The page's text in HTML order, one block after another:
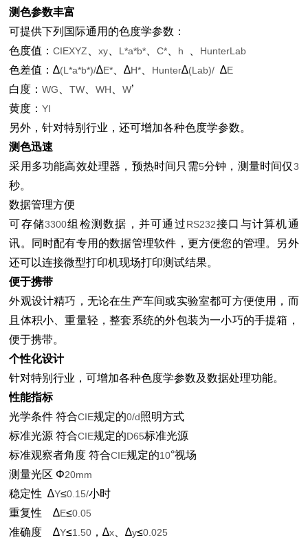
测色参数丰富
可提供下列国际通用的色度学参数：
色度值：CIEXYZ 、xy L*a*b* 、C* h HunterLab
色差值：∆(L*a*b*)/∆E* 、∆H* Hunter∆(Lab)/∆E
白度：WG 、TW 、WH 、W’
黄度：YI
另外，针对特别行业，还可增加各种色度学参数。
测色迅速
采用多功能高效处理器，预热时间只需5分钟，测量时间仅3
秒。
数据管理方便
可存储3300组检测数据，并可通过RS232接口与计算机通
讯。同时配有专用的数据管理软件，更方便您的管理。另外
还可以连接微型打印机现场打印测试结果。
便于携带
外观设计精巧，无论在生产车间或实验室都可方便使用，而
且体积小、重量轻，整套系统的外包装为一小巧的手提箱，
便于携带。
个性化设计
针对特别行业，可增加各种色度学参数及数据处理功能。
性能指标
光学条件 符合CIE规定的0/d照明方式
标准光源 符合CIE规定的D65标准光源
标准观察者角度 符合CIE规定的10°视场
测量光区 Φ20mm
稳定性 ∆Y≤0.15/小时
重复性
∆E≤0.05
准确度 ∆Y≤1.50 ，∆x 、∆y≤0.025